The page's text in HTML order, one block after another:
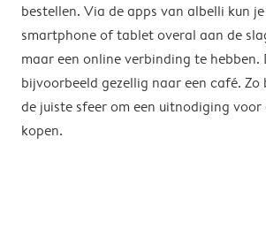
bestellen. Via de apps van albelli kun
smartphone of tablet overal aan de
maar een online verbinding te hebben.
bijvoorbeeld gezellig naar een café. Zo
de juiste sfeer om een uitnodiging
kopen.